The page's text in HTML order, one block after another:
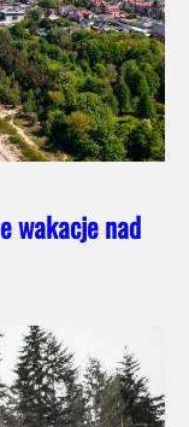
wakacje nad